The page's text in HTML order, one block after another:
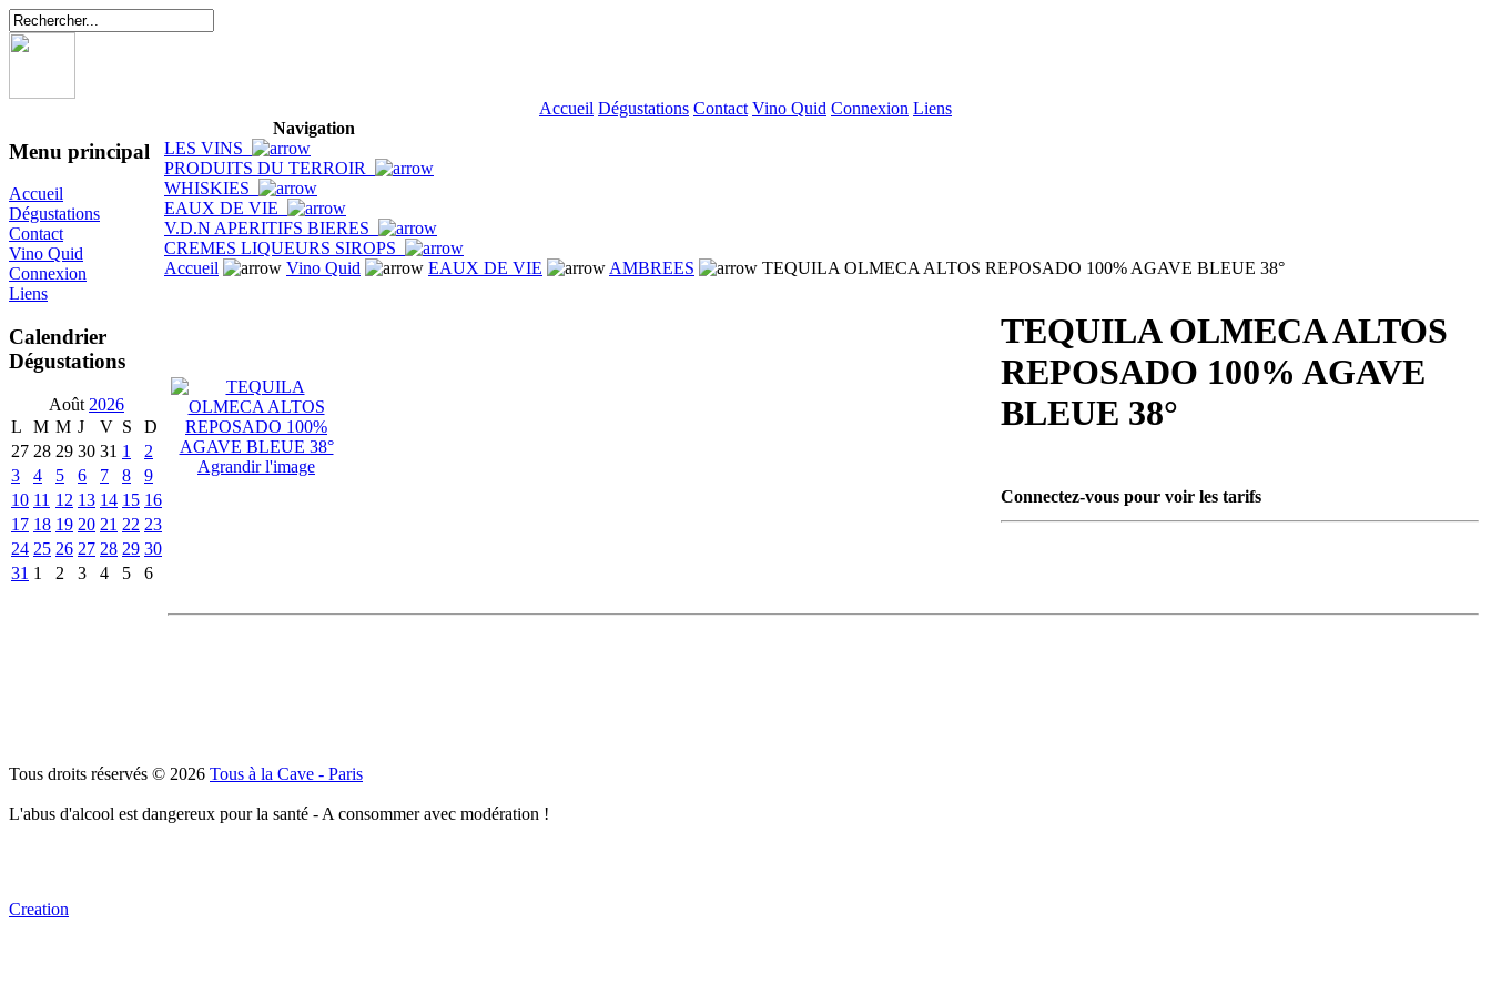
Accueil Dégustations Contact Vino Quid Connexion Liens
Menu principal
Accueil
Dégustations
Contact
Vino Quid
Connexion
Liens
Calendrier
Dégustations
Août 2026
L
M M J V S
D
27 28 29 30 31 1
2
3
4 5 6 7 8
9
10 11 12 13 14 15 16
17 18 19 20 21 22 23
24 25 26 27 28 29 30
31 1 2 3 4 5 6
Navigation
LES VINS
PRODUITS DU TERROIR
WHISKIES
EAUX DE VIE
V.D.N APERITIFS BIERES
CREMES LIQUEURS SIROPS
Accueil
Vino Quid EAUX DE VIE AMBREES TEQUILA OLMECA ALTOS REPOSADO 100% AGAVE BLEUE 38°
Agrandir l'image
TEQUILA OLMECA ALTOS
REPOSADO 100% AGAVE
BLEUE 38°
Connectez-vous pour voir les tarifs
Tous droits réservés © 2026 Tous à la Cave - Paris
L'abus d'alcool est dangereux pour la santé - A consommer avec modération !
Creation